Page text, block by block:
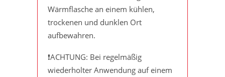
Wärmflasche an einem kühlen,
trockenen und dunklen Ort
aufbewahren.
❗️ACHTUNG: Bei regelmäßig
wiederholter Anwendung auf einem